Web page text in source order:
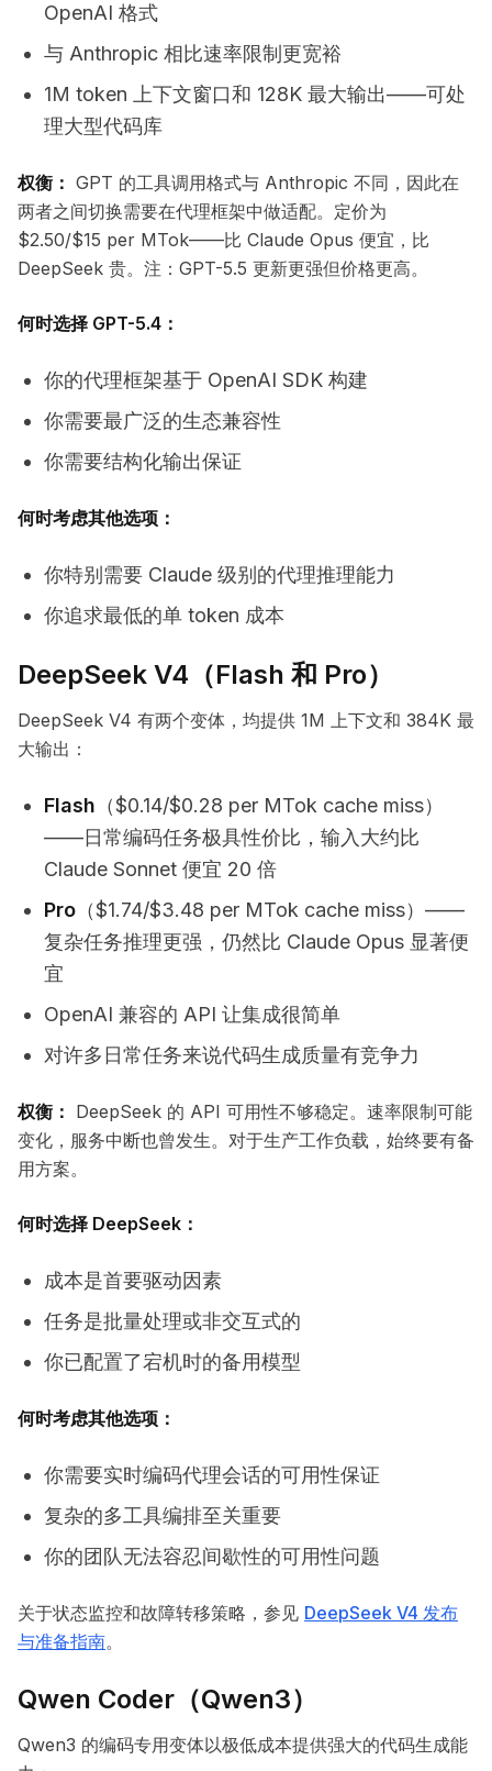
OpenAI 格式
与 Anthropic 相比速率限制更宽裕
1M token 上下文窗口和 128K 最大输出——可处
理大型代码库
权衡： GPT 的工具调用格式与 Anthropic 不同，因此在
两者之间切换需要在代理框架中做适配。定价为
$2.50/$15 per MTok——比 Claude Opus 便宜，比
DeepSeek 贵。注：GPT-5.5 更新更强但价格更高。
何时选择 GPT-5.4：
你的代理框架基于 OpenAI SDK 构建
你需要最广泛的生态兼容性
你需要结构化输出保证
何时考虑其他选项：
你特别需要 Claude 级别的代理推理能力
你追求最低的单 token 成本
DeepSeek V4（Flash 和 Pro）
DeepSeek V4 有两个变体，均提供 1M 上下文和 384K 最
大输出：
Flash （$0.14/$0.28 per MTok cache miss）
——日常编码任务极具性价比，输入大约比
Claude Sonnet 便宜 20 倍
Pro （$1.74/$3.48 per MTok cache miss）——
复杂任务推理更强，仍然比 Claude Opus 显著便
宜
OpenAI 兼容的 API 让集成很简单
对许多日常任务来说代码生成质量有竞争力
权衡： DeepSeek 的 API 可用性不够稳定。速率限制可能
变化，服务中断也曾发生。对于生产工作负载，始终要有备
用方案。
何时选择 DeepSeek：
成本是首要驱动因素
任务是批量处理或非交互式的
你已配置了宕机时的备用模型
何时考虑其他选项：
你需要实时编码代理会话的可用性保证
复杂的多工具编排至关重要
你的团队无法容忍间歇性的可用性问题
关于状态监控和故障转移策略，参见 DeepSeek V4 发布
与准备指南。
Qwen Coder（Qwen3）
Qwen3 的编码专用变体以极低成本提供强大的代码生成能